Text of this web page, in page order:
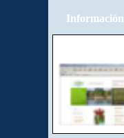
Información